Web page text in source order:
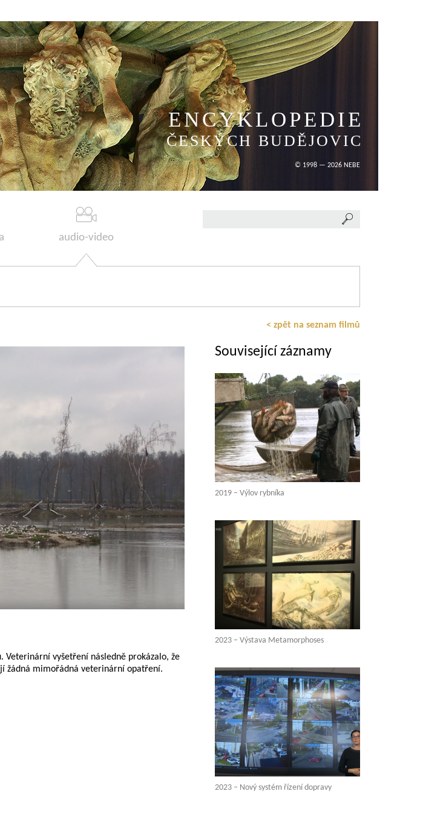
ENCYKLOPEDIE
ČESKÝCH BUDĚJOVIC
© 1998 — 2026 NEBE
audio-video
< zpět na seznam filmů
Veterinární vyšetření následně prokázalo, že
žádná mimořádná veterinární opatření.
Související záznamy
2019 – Výlov rybníka
2023 – Výstava Metamorphoses
2023 – Nový systém řízení dopravy